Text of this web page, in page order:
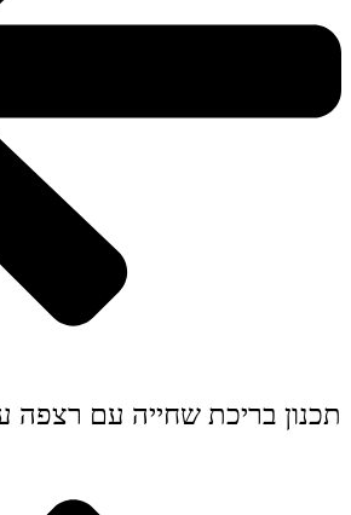
תכנון בריכת שחייה עם רצפה